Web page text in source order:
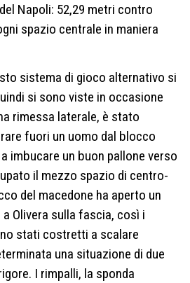
Napoli: 52,29 metri contro
spazio centrale in maniera
sistema di gioco alternativo si
si sono viste in occasione
rimessa laterale, è stato
fuori un uomo dal blocco
imbucare un buon pallone verso
il mezzo spazio di centro-
del macedone ha aperto un
Olivera sulla fascia, così i
stati costretti a scalare
una situazione di due
I rimpalli, la sponda